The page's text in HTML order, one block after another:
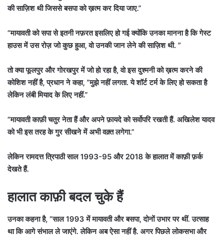
की साज़िश थी जिससे बसपा को ख़त्म कर दिया जाए.”
”मायावती को सपा से इतनी नफ़रत इसलिए हो गई क्योंकि उनका मानना है कि गेस्ट
हाउस में उस रोज़ जो कुछ हुआ, वो उनकी जान लेने की साज़िश थी. ”
तो क्या फूलपुर और गोरखपुर में जो हो रहा है, वो इस दुश्मनी को ख़त्म करने की
कोशिश नहीं है, प्रधान ने कहा, ”मुझे नहीं लगता. ये शॉर्ट टर्म के लिए हो सकता है
लेकिन लंबी मियाद के लिए नहीं.”
”मायावती काफ़ी चतुर नेता हैं और अपने फ़ायदे को सर्वोपरि रखती हैं. अखिलेश यादव
को भी इस तरह के गुर सीखने में अभी वक़्त लगेगा.”
लेकिन रामदत्त त्रिपाठी साल 1993-95 और 2018 के हालात में काफ़ी फ़र्क
देखते हैं.
हालात काफ़ी बदल चुके हैं
उनका कहना है, ”साल 1993 में मायावती और बसपा, दोनों उभार पर थीं. उत्साह
था कि आगे संभाल ले जाएंगे. लेकिन अब ऐसा नहीं है. अगर पिछले लोकसभा और